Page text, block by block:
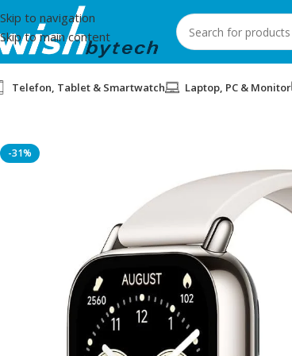
Skip to navigation
Skip to main content
Telefon, Tablet & Smartwatch Laptop, PC & Monitor
-31%